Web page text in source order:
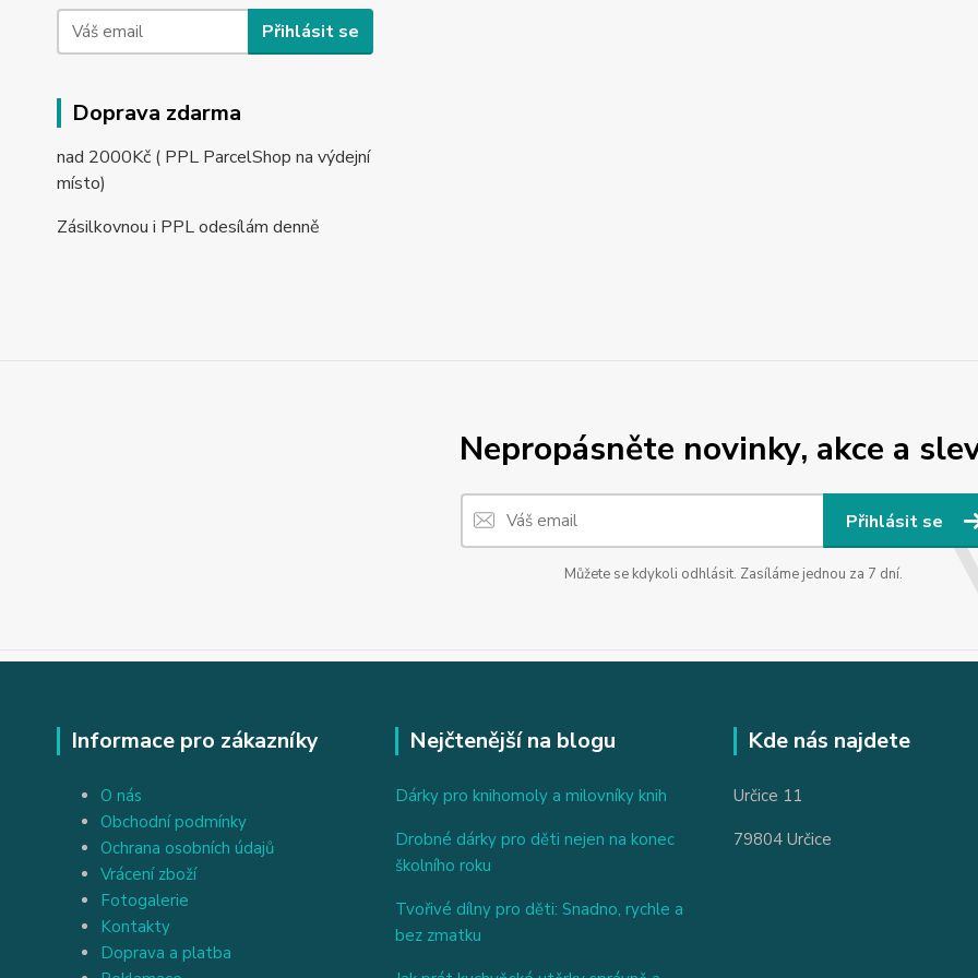
Přihlásit se
Doprava zdarma
nad 2000Kč ( PPL ParcelShop na výdejní
místo)
Zásilkovnou i PPL odesílám denně
Nepropásněte novinky, akce a
Přihlásit se
Můžete se kdykoli odhlásit. Zasíláme jednou za 7 dní.
Informace pro zákazníky
O nás
Obchodní podmínky
Ochrana osobních údajů
Vrácení zboží
Fotogalerie
Kontakty
Doprava a platba
Nejčtenější na blogu
Dárky pro knihomoly a milovníky knih
Drobné dárky pro děti nejen na konec
školního roku
Tvořivé dílny pro děti: Snadno, rychle a
bez zmatku
Kde nás najdete
Určice 11
79804 Určice